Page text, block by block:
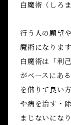
白魔術（しろ
行う人の願望
魔術になります
白魔術は「利
がベースにあ
を借りて良い
や病を治す・
まじないになり